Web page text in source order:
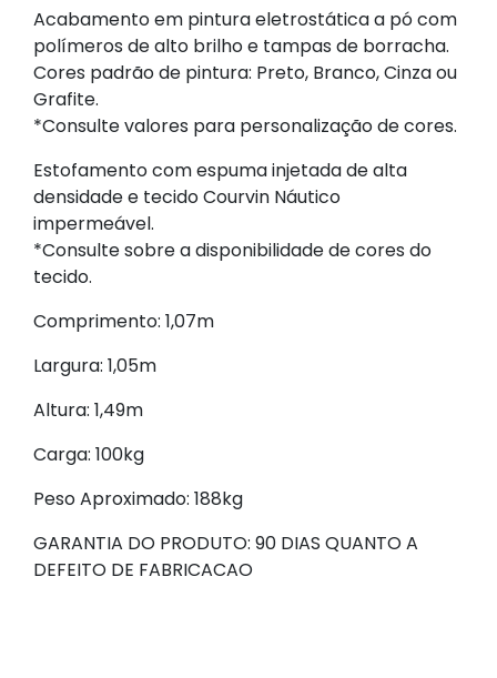
Acabamento em pintura eletrostática a pó com
polímeros de alto brilho e tampas de borracha.
Cores padrão de pintura: Preto, Branco, Cinza ou
Grafite.
*Consulte valores para personalização de cores.
Estofamento com espuma injetada de alta
densidade e tecido Courvin Náutico
impermeável.
*Consulte sobre a disponibilidade de cores do
tecido.
Comprimento: 1,07m
Largura: 1,05m
Altura: 1,49m
Carga: 100kg
Peso Aproximado: 188kg
GARANTIA DO PRODUTO: 90 DIAS QUANTO A
DEFEITO DE FABRICACAO